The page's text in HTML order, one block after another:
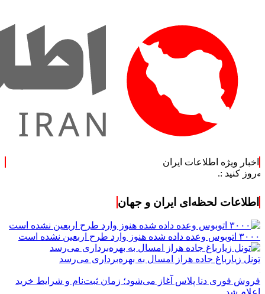
اخبار ویژه اطلاعات ایران
اطلاعات لحظه‌ای ایران و جهان
۳۰۰۰ اتوبوس وعده داده شده هنوز وارد طرح اربعین نشده است
تونل زیارباغ جاده هراز امسال به بهره‌برداری می‌رسد
فروش فوری دنا پلاس آغاز می‌شود؛ زمان ثبت‌نام و شرایط خرید